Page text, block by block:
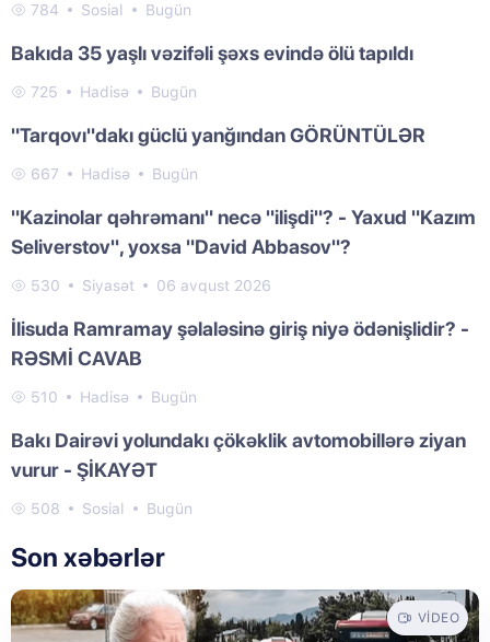
784 Sosial Bugün
Bakıda 35 yaşlı vəzifəli şəxs evində ölü tapıldı
725 Hadisə Bugün
"Tarqovı"dakı güclü yanğından GÖRÜNTÜLƏR
667 Hadisə Bugün
"Kazinolar qəhrəmanı" necə "ilişdi"? - Yaxud "Kazım
Seliverstov", yoxsa "David Abbasov"?
530 Siyasət 06 avqust 2026
İlisuda Ramramay şəlaləsinə giriş niyə ödənişlidir? -
RƏSMİ CAVAB
510 Hadisə Bugün
Bakı Dairəvi yolundakı çökəklik avtomobillərə ziyan
vurur - ŞİKAYƏT
508 Sosial Bugün
Son xəbərlər
VIDEO